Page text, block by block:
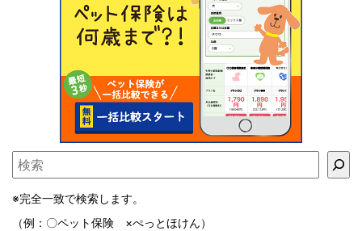
※完全一致で検索します。
（例：〇ペット保険 ×ぺっとほけん）